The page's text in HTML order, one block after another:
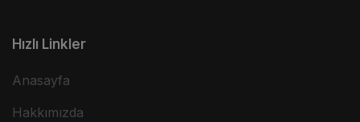
Hızlı Linkler
Anasayfa
Hakkımızda